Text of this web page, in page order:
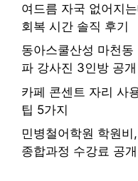
여드름 자국 없어지
회복 시간 솔직 후기
동아스쿨산성 마천
파 강사진 3인방 공개
카페 콘센트 자리 사
팁 5가지
민병철어학원 학원
종합과정 수강료 공개